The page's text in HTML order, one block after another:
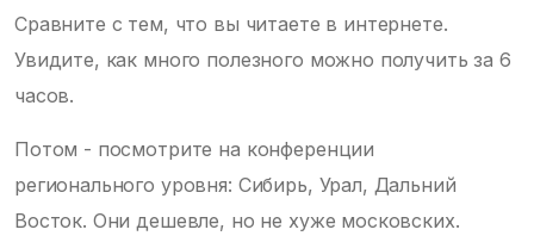
Сравните с тем, что вы читаете в интернете.
Увидите, как много полезного можно получить за 6
часов.
Потом - посмотрите на конференции
регионального уровня: Сибирь, Урал, Дальний
Восток. Они дешевле, но не хуже московских.